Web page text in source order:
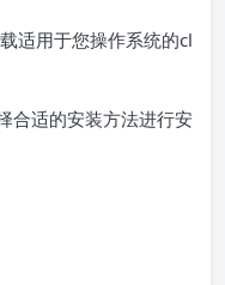
适用于您操作系统的cl
合适的安装方法进行安